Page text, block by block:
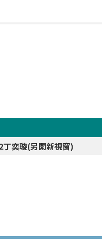
丁奕璇(另開新視窗)